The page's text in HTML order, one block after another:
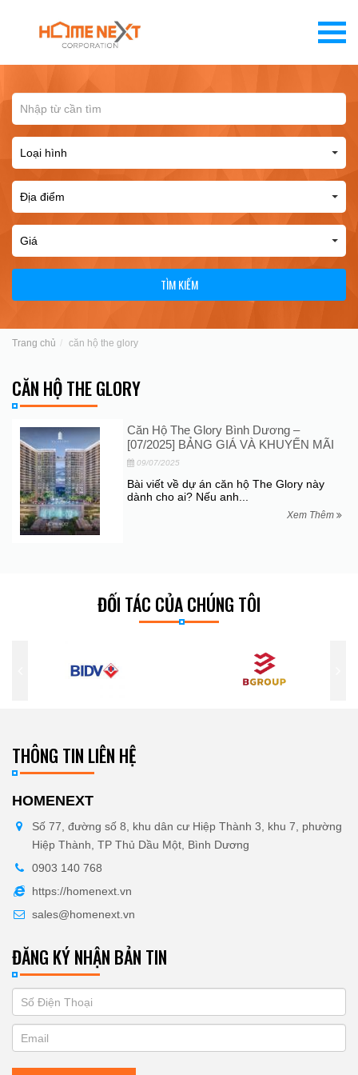
TÌM KIẾM
Trang chủ căn hộ the glory
CĂN HỘ THE GLORY
Căn Hộ The Glory Bình Dương –
[07/2025] BẢNG GIÁ VÀ KHUYẾN MÃI
09/07/2025
Bài viết về dự án căn hộ The Glory này
dành cho ai? Nếu anh...
Xem Thêm
ĐỐI TÁC CỦA CHÚNG TÔI
THÔNG TIN LIÊN HỆ
HOMENEXT
Số 77, đường số 8, khu dân cư Hiệp Thành 3, khu 7, phường
Hiệp Thành, TP Thủ Dầu Một, Bình Dương
0903 140 768
https://homenext.vn
sales@homenext.vn
ĐĂNG KÝ NHẬN BẢN TIN
ĐĂNG
KÝ
NHẬN
you
are
human,
leave